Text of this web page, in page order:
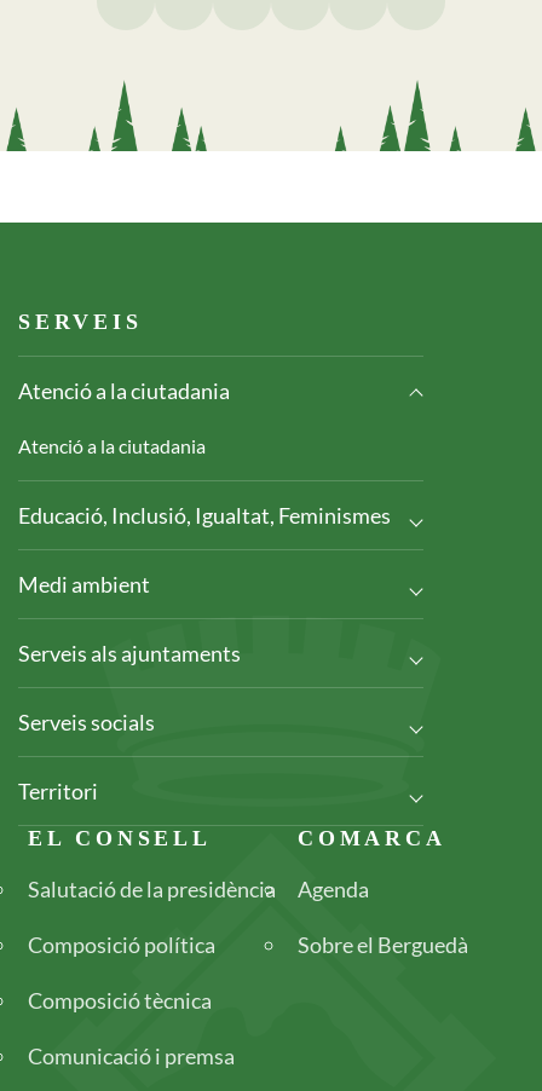
Footer serveis
SERVEIS
Atenció a la ciutadania
Atenció a la ciutadania
Educació, Inclusió, Igualtat, Feminismes
Medi ambient
Serveis als ajuntaments
Serveis socials
Territori
Footer
EL CONSELL
Salutació de la presidència
Composició política
Composició tècnica
Comunicació i premsa
COMARCA
Agenda
Sobre el Berguedà